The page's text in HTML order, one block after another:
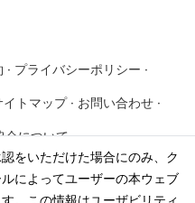
をいただけた場合にのみ、ク
によってユーザーの本ウェブ
。この情報はユーザビリティ
· プライバシーポリシー ·
イトマップ · お問い合わせ ·
会について
日本市場規模協会